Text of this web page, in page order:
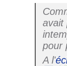
avait
pour
A l'